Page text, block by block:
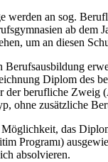
werden an sog.
ab
um an diesen
Diplom des
der berufliche Zweig
ohne zusätzliche
das
Programı)
absolvieren.